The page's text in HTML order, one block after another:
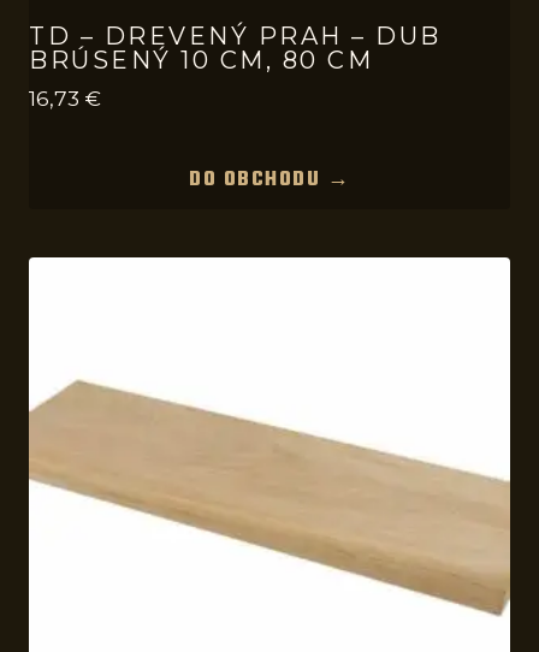
TD – DREVENÝ PRAH – DUB
BRÚSENÝ 10 CM, 80 CM
16,73 €
DO OBCHODU →